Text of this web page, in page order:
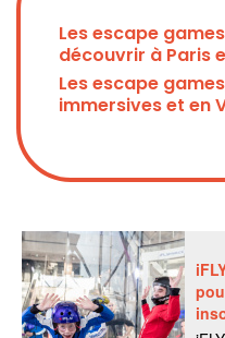
Les escape
découvrir à Paris
Les escape
immersives et en